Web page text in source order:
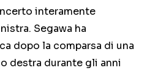
interamente
Segawa ha
dopo la comparsa di una
destra durante gli anni